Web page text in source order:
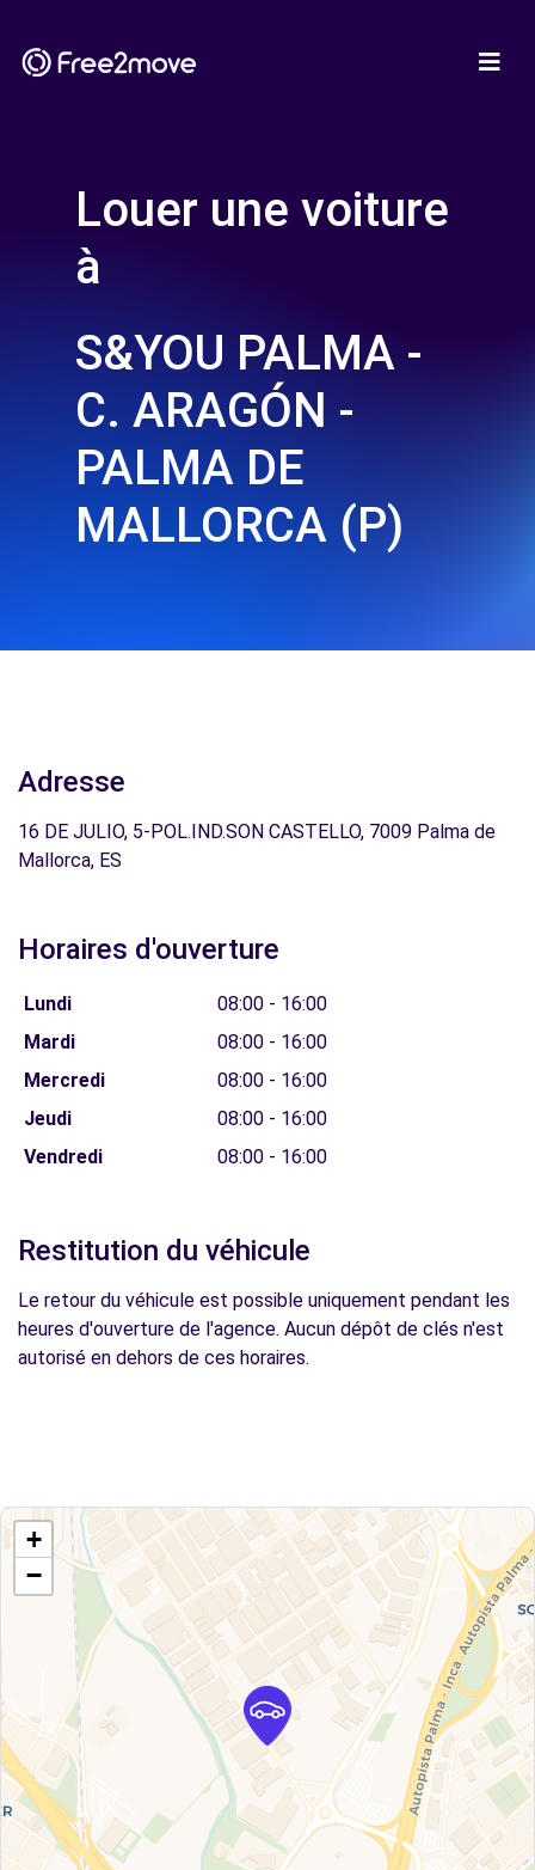
Louer une voiture
à
S&YOU PALMA -
C. ARAGÓN -
PALMA DE
MALLORCA (P)
Adresse
16 DE JULIO, 5-POL.IND.SON CASTELLO, 7009 Palma de
Mallorca, ES
Horaires d'ouverture
Lundi
08:00 - 16:00
Mardi
08:00 - 16:00
Mercredi
08:00 - 16:00
Jeudi
08:00 - 16:00
Vendredi
08:00 - 16:00
Restitution du véhicule
Le retour du véhicule est possible uniquement pendant les
heures d'ouverture de l'agence. Aucun dépôt de clés n'est
autorisé en dehors de ces horaires.
+
−